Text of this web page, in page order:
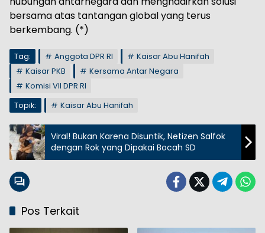
bersama atas tantangan global yang terus
berkembang. (*)
Tag: Anggota DPR RI
Kaisar Abu Hanifah
Kaisar PKB
Kersama Antar Negara
Komisi VII DPR RI
Topik:
Kaisar Abu Hanifah
Viral! Bukan Karena Disuntik, Netizen Salfok
dengan Rok yang Dipakai Bocah SD
Pos Terkait